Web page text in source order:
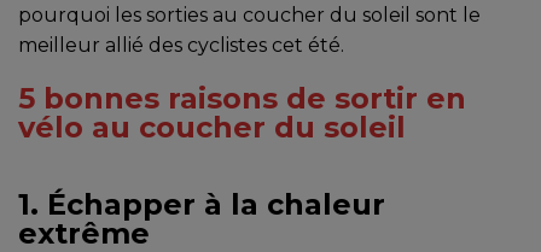
pourquoi les sorties au coucher du soleil sont le
meilleur allié des cyclistes cet été.
5 bonnes raisons de sortir en
vélo au coucher du soleil
1. Échapper à la chaleur
extrême